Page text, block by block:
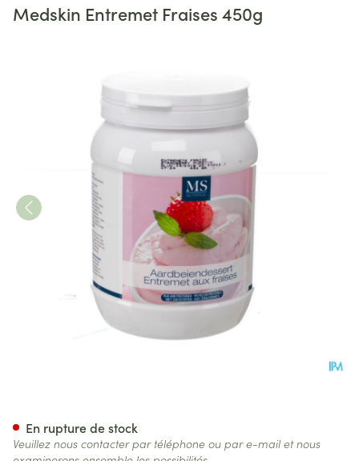
Medskin Entremet Fraises 450g
En rupture de stock
Veuillez nous contacter par téléphone ou par e-mail et nous